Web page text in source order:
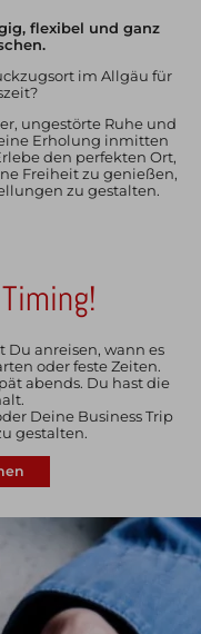
flexibel und ganz
im Allgäu für
ungestörte Ruhe und
Erholung inmitten
den perfekten Ort,
Freiheit zu genießen,
zu gestalten.
Du anreisen, wann es
oder feste Zeiten.
abends. Du hast die
Deine Business Trip
gestalten.